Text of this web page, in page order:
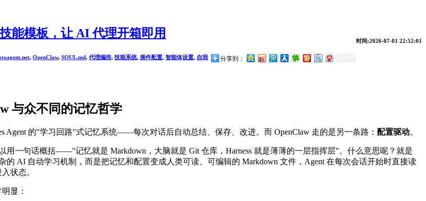
时间:2026-07-01 22:52:01
能模板，让 AI 代理开箱即用
分享到：
, OpenClaw, SOUL.md, 代理编排, 技能系统, 插件配置, 智能体设置, 自我
与众不同的记忆哲学
Agent 的"学习回路"式记忆系统——每次对话后自动总结、保存、改进。而 OpenClaw 走的是另一条路： 配置驱动。
用一句话概括——"记忆就是 Markdown，大脑就是 Git 仓库，Harness 就是薄薄的一层指挥层"。什么意思呢？就是
的 AI 自动学习机制，而是把记忆和配置变成人类可读、可编辑的 Markdown 文件，Agent 在每次会话开始时直接读
状态。
显：